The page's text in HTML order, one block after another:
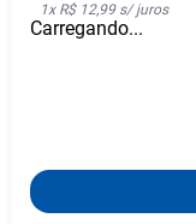
1x R$ 12,99s/ juros
Carregando...